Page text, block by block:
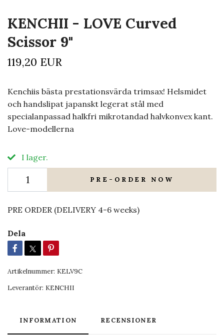
KENCHII - LOVE Curved
Scissor 9"
119,20 EUR
Kenchiis bästa prestationsvärda trimsax! Helsmidet
och handslipat japanskt legerat stål med
specialanpassad halkfri mikrotandad halvkonvex kant.
Love-modellerna
I lager.
PRE-ORDER NOW
PRE ORDER (DELIVERY 4-6 weeks)
Dela
Artikelnummer: KELV9C
Leverantör: KENCHII
INFORMATION RECENSIONER